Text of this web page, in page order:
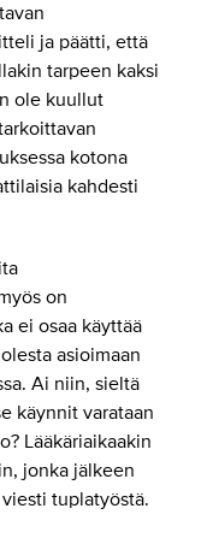
ja päätti, että
tarpeen kaksi
ole kuullut
kotona
kahdesti
on
ei osaa käyttää
asioimaan
Ai niin, sieltä
käynnit varataan
Lääkäriaikaakin
jonka jälkeen
tuplatyöstä.